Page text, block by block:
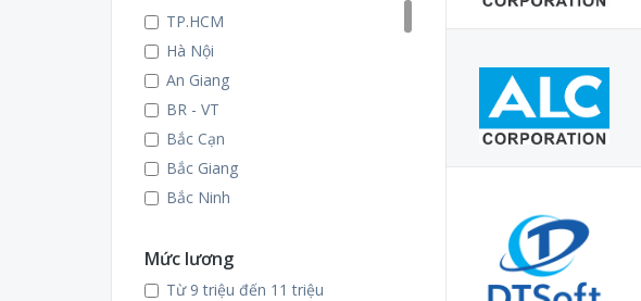
May - Thời trang
Nhiệt - Lạnh
Công nghệ Điện tử
Công nghệ Điện
Công nghệ thông tin
Công nghệ Động lực
Công nghệ thực phẩm
Khác
TP.HCM
Hà Nội
An Giang
BR - VT
Bắc Cạn
Bắc Giang
Bắc Ninh
Bình Dương
Bình Định
Mức lương
Từ 9 triệu đến 11 triệu